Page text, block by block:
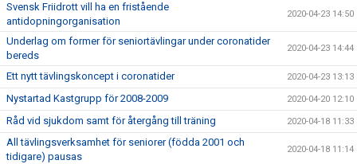
Svensk Friidrott vill ha en fristående
antidopningorganisation
2020-04-23 14:50
Underlag om former för seniortävlingar under coronatider
bereds
2020-04-23 14:44
Ett nytt tävlingskoncept i coronatider 2020-04-23 13:13
Nystartad Kastgrupp för 2008-2009 2020-04-20 12:10
Råd vid sjukdom samt för återgång till träning 2020-04-18 11:33
All tävlingsverksamhet för seniorer (födda 2001 och
tidigare) pausas
2020-04-18 11:14